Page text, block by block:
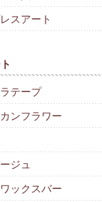
スアート
テープ
ンフラワー
ジュ
ックスバー